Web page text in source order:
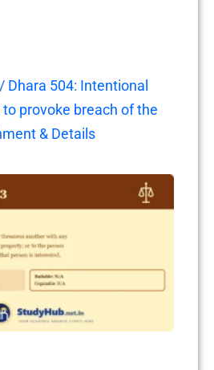
Dhara 504: Intentional
provoke breach of the
& Details